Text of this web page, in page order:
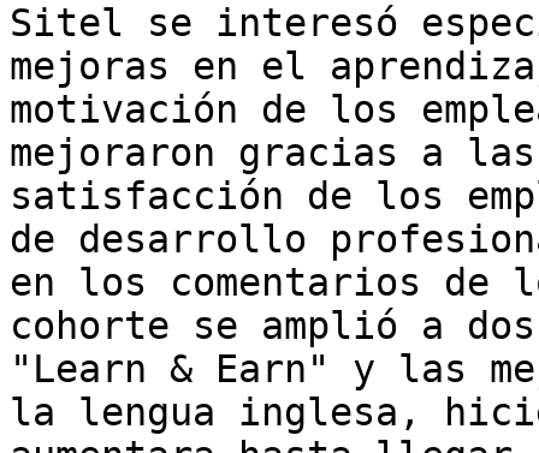
Sitel se interesó
mejoras en el
motivación de los
mejoraron gracias a
satisfacción de los
de desarrollo
en los comentarios de
cohorte se amplió a
"Learn & Earn" y las
la lengua inglesa,